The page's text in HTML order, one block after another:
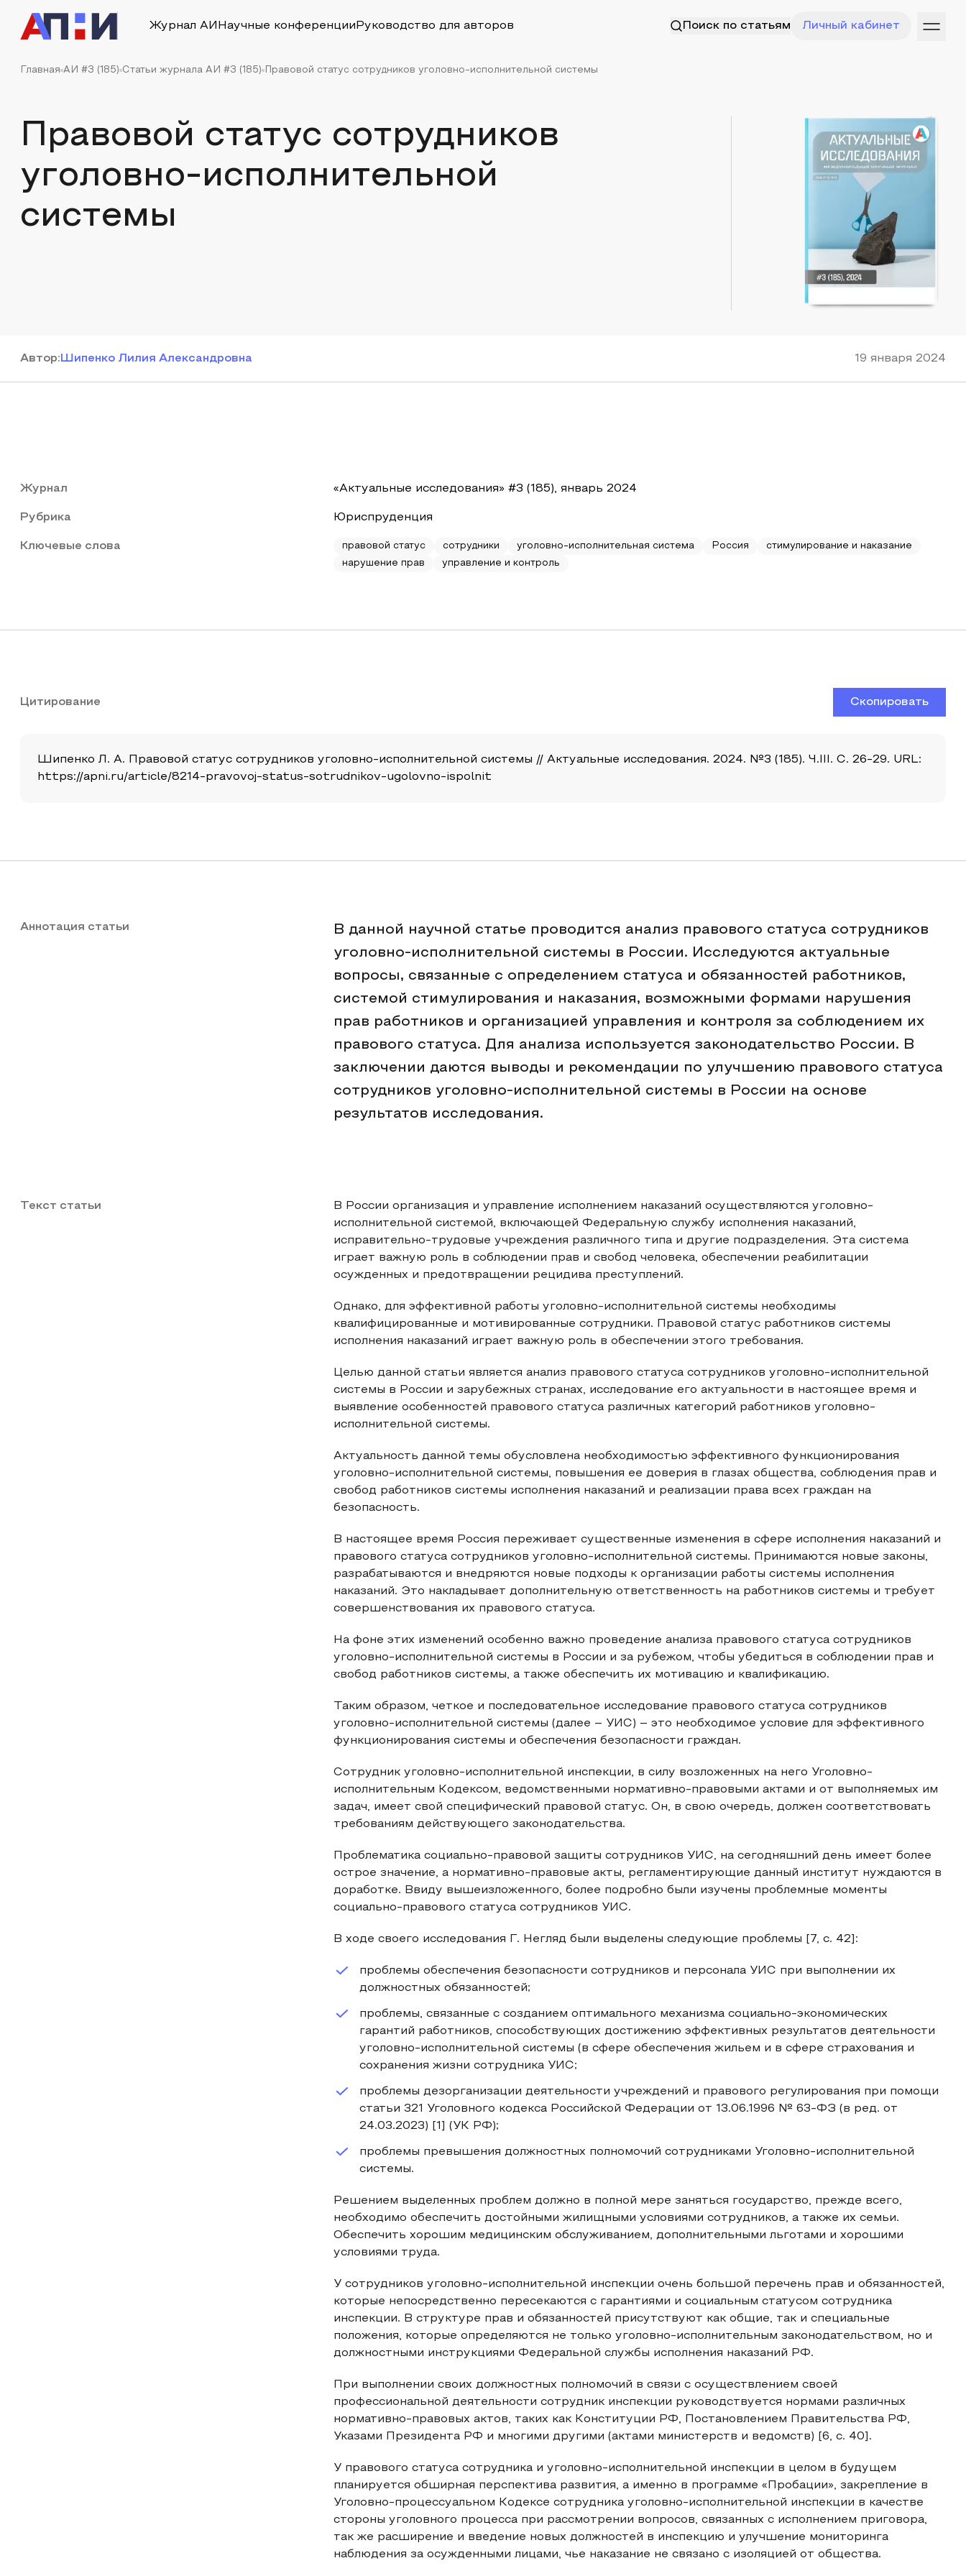
Журнал АИ Научные конференции Руководство для авторов Поиск по статьям Личный кабинет
Главная АИ #3 (185) Статьи журнала АИ #3 (185) Правовой статус сотрудников уголовно-исполнительной системы
Правовой статус сотрудников
уголовно-исполнительной
системы
Автор: Шипенко Лилия Александровна 19 января 2024
Журнал «Актуальные исследования» #3 (185), январь 2024
Рубрика Юриспруденция
Ключевые слова правовой статус сотрудники уголовно-исполнительная система Россия
стимулирование и наказание
нарушение прав
управление и контроль
Цитирование Скопировать
Шипенко Л. А. Правовой статус сотрудников уголовно-исполнительной системы // Актуальные исследования. 2024. №3 (185). Ч.III. С. 26-29. URL:
https://apni.ru/article/8214-pravovoj-status-sotrudnikov-ugolovno-ispolnit
Аннотация статьи
В данной научной статье проводится анализ правового статуса сотрудников
уголовно-исполнительной системы в России. Исследуются актуальные
вопросы, связанные с определением статуса и обязанностей работников,
системой стимулирования и наказания, возможными формами нарушения
прав работников и организацией управления и контроля за соблюдением их
правового статуса. Для анализа используется законодательство России. В
заключении даются выводы и рекомендации по улучшению правового статуса
сотрудников уголовно-исполнительной системы в России на основе
результатов исследования.
Текст статьи
В России организация и управление исполнением наказаний осуществляются уголовно-
исполнительной системой, включающей Федеральную службу исполнения наказаний,
исправительно-трудовые учреждения различного типа и другие подразделения. Эта система
играет важную роль в соблюдении прав и свобод человека, обеспечении реабилитации
осужденных и предотвращении рецидива преступлений.
Однако, для эффективной работы уголовно-исполнительной системы необходимы
квалифицированные и мотивированные сотрудники. Правовой статус работников системы
исполнения наказаний играет важную роль в обеспечении этого требования.
Целью данной статьи является анализ правового статуса сотрудников уголовно-исполнительной
системы в России и зарубежных странах, исследование его актуальности в настоящее время и
выявление особенностей правового статуса различных категорий работников уголовно-
исполнительной системы.
Актуальность данной темы обусловлена необходимостью эффективного функционирования
уголовно-исполнительной системы, повышения ее доверия в глазах общества, соблюдения прав и
свобод работников системы исполнения наказаний и реализации права всех граждан на
безопасность.
В настоящее время Россия переживает существенные изменения в сфере исполнения наказаний и
правового статуса сотрудников уголовно-исполнительной системы. Принимаются новые законы,
разрабатываются и внедряются новые подходы к организации работы системы исполнения
наказаний. Это накладывает дополнительную ответственность на работников системы и требует
совершенствования их правового статуса.
На фоне этих изменений особенно важно проведение анализа правового статуса сотрудников
уголовно-исполнительной системы в России и за рубежом, чтобы убедиться в соблюдении прав и
свобод работников системы, а также обеспечить их мотивацию и квалификацию.
Таким образом, четкое и последовательное исследование правового статуса сотрудников
уголовно-исполнительной системы (далее – УИС) – это необходимое условие для эффективного
функционирования системы и обеспечения безопасности граждан.
Сотрудник уголовно-исполнительной инспекции, в силу возложенных на него Уголовно-
исполнительным Кодексом, ведомственными нормативно-правовыми актами и от выполняемых им
задач, имеет свой специфический правовой статус. Он, в свою очередь, должен соответствовать
требованиям действующего законодательства.
Проблематика социально-правовой защиты сотрудников УИС, на сегодняшний день имеет более
острое значение, а нормативно-правовые акты, регламентирующие данный институт нуждаются в
доработке. Ввиду вышеизложенного, более подробно были изучены проблемные моменты
социально-правового статуса сотрудников УИС.
В ходе своего исследования Г. Негляд были выделены следующие проблемы [7, с. 42]:
проблемы обеспечения безопасности сотрудников и персонала УИС при выполнении их
должностных обязанностей;
проблемы, связанные с созданием оптимального механизма социально-экономических
гарантий работников, способствующих достижению эффективных результатов деятельности
уголовно-исполнительной системы (в сфере обеспечения жильем и в сфере страхования и
сохранения жизни сотрудника УИС;
проблемы дезорганизации деятельности учреждений и правового регулирования при помощи
статьи 321 Уголовного кодекса Российской Федерации от 13.06.1996 № 63-ФЗ (в ред. от
24.03.2023) [1] (УК РФ);
проблемы превышения должностных полномочий сотрудниками Уголовно-исполнительной
системы.
Решением выделенных проблем должно в полной мере заняться государство, прежде всего,
необходимо обеспечить достойными жилищными условиями сотрудников, а также их семьи.
Обеспечить хорошим медицинским обслуживанием, дополнительными льготами и хорошими
условиями труда.
У сотрудников уголовно-исполнительной инспекции очень большой перечень прав и обязанностей,
которые непосредственно пересекаются с гарантиями и социальным статусом сотрудника
инспекции. В структуре прав и обязанностей присутствуют как общие, так и специальные
положения, которые определяются не только уголовно-исполнительным законодательством, но и
должностными инструкциями Федеральной службы исполнения наказаний РФ.
При выполнении своих должностных полномочий в связи с осуществлением своей
профессиональной деятельности сотрудник инспекции руководствуется нормами различных
нормативно-правовых актов, таких как Конституции РФ, Постановлением Правительства РФ,
Указами Президента РФ и многими другими (актами министерств и ведомств) [6, с. 40].
У правового статуса сотрудника и уголовно-исполнительной инспекции в целом в будущем
планируется обширная перспектива развития, а именно в программе «Пробации», закрепление в
Уголовно-процессуальном Кодексе сотрудника уголовно-исполнительной инспекции в качестве
стороны уголовного процесса при рассмотрении вопросов, связанных с исполнением приговора,
так же расширение и введение новых должностей в инспекцию и улучшение мониторинга
наблюдения за осужденными лицами, чье наказание не связано с изоляцией от общества.